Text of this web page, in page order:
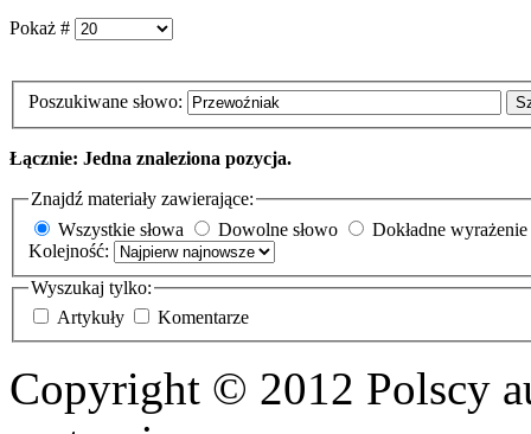
Pokaż #
Poszukiwane słowo:
Łącznie: Jedna znaleziona pozycja.
Znajdź materiały zawierające:
Wszystkie słowa
Dowolne słowo
Dokładne wyrażenie
Kolejność:
Wyszukaj tylko:
Artykuły
Komentarze
Copyright © 2012 Polscy